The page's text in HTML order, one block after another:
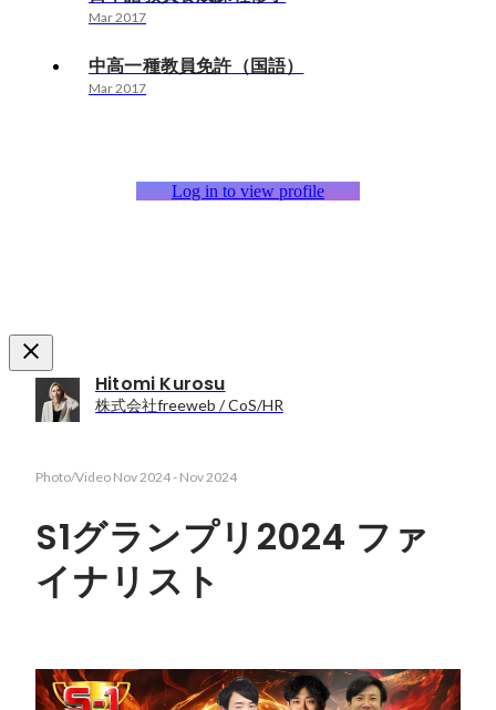
Mar 2017
中高一種教員免許（国語）
Mar 2017
Log in to view profile
Hitomi Kurosu
株式会社freeweb / CoS/HR
Photo/Video Nov 2024- Nov 2024
S1グランプリ2024 ファ
イナリスト